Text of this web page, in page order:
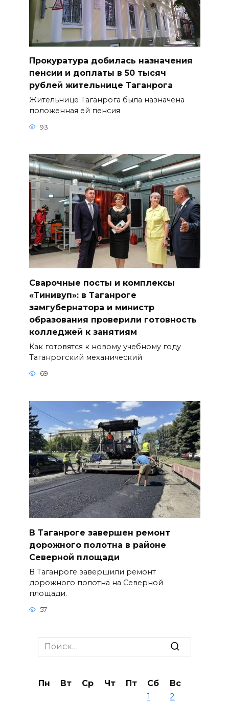
Прокуратура добилась назначения
пенсии и доплаты в 50 тысяч
рублей жительнице Таганрога
Жительнице Таганрога была назначена
положенная ей пенсия
93
Сварочные посты и комплексы
«Тинивуп»: в Таганроге
замгубернатора и министр
образования проверили готовность
колледжей к занятиям
Как готовятся к новому учебному году
Таганрогский механический
69
В Таганроге завершен ремонт
дорожного полотна в районе
Северной площади
В Таганроге завершили ремонт
дорожного полотна на Северной
площади.
57
Search
for:
Пн Вт Ср Чт Пт Сб
Вс
1
2